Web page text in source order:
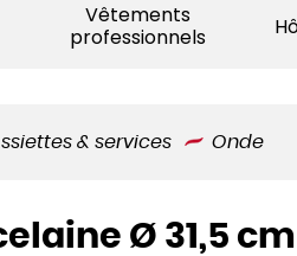
Vêtements
professionnels
& services Onde
Ø 31,5